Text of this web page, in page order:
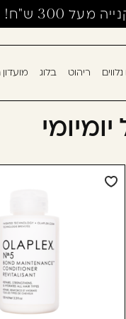
300 ש"ח!
ריהוט בלוג
עוד
למילוי